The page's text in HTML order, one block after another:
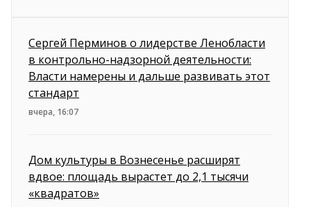
Сергей Перминов о лидерстве Ленобласти
в контрольно-надзорной деятельности:
Власти намерены и дальше развивать этот
стандарт
вчера, 16:07
Дом культуры в Вознесенье расширят
вдвое: площадь вырастет до 2,1 тысячи
«квадратов»